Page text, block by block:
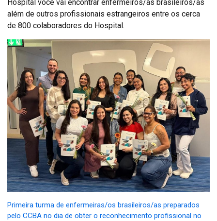
Hospital você vai encontrar enfermeiros/as brasileiros/as
além de outros profissionais estrangeiros entre os cerca
de 800 colaboradores do Hospital.
Primeira turma de enfermeiras/os brasileiros/as preparados
pelo CCBA no dia de obter o reconhecimento profissional no